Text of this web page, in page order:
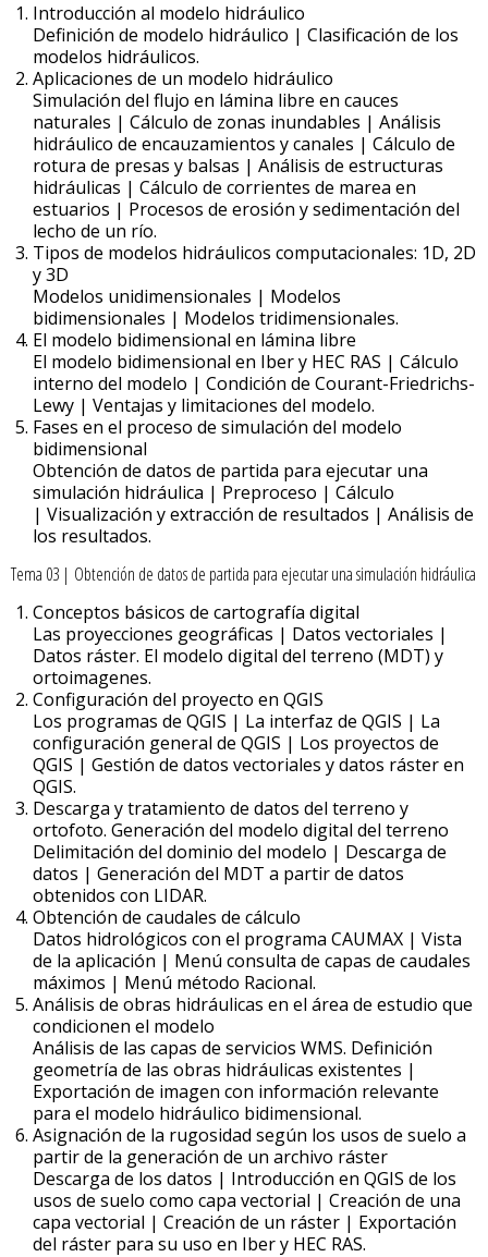
Introducción al modelo hidráulico
Definición de modelo hidráulico | Clasificación de los
modelos hidráulicos.
Aplicaciones de un modelo hidráulico
Simulación del flujo en lámina libre en cauces
naturales | Cálculo de zonas inundables | Análisis
hidráulico de encauzamientos y canales | Cálculo de
rotura de presas y balsas | Análisis de estructuras
hidráulicas | Cálculo de corrientes de marea en
estuarios | Procesos de erosión y sedimentación del
lecho de un río.
Tipos de modelos hidráulicos computacionales: 1D, 2D
y 3D
Modelos unidimensionales | Modelos
bidimensionales | Modelos tridimensionales.
El modelo bidimensional en lámina libre
El modelo bidimensional en Iber y HEC RAS | Cálculo
interno del modelo | Condición de Courant-Friedrichs-
Lewy | Ventajas y limitaciones del modelo.
Fases en el proceso de simulación del modelo
bidimensional
Obtención de datos de partida para ejecutar una
simulación hidráulica | Preproceso | Cálculo
| Visualización y extracción de resultados | Análisis de
los resultados.
Tema 03 | Obtención de datos de partida para ejecutar una simulación hidráulica
Conceptos básicos de cartografía digital
Las proyecciones geográficas | Datos vectoriales |
Datos ráster. El modelo digital del terreno (MDT) y
ortoimagenes.
Configuración del proyecto en QGIS
Los programas de QGIS | La interfaz de QGIS | La
configuración general de QGIS | Los proyectos de
QGIS | Gestión de datos vectoriales y datos ráster en
QGIS.
Descarga y tratamiento de datos del terreno y
ortofoto. Generación del modelo digital del terreno
Delimitación del dominio del modelo | Descarga de
datos | Generación del MDT a partir de datos
obtenidos con LIDAR.
Obtención de caudales de cálculo
Datos hidrológicos con el programa CAUMAX | Vista
de la aplicación | Menú consulta de capas de caudales
máximos | Menú método Racional.
Análisis de obras hidráulicas en el área de estudio que
condicionen el modelo
Análisis de las capas de servicios WMS. Definición
geometría de las obras hidráulicas existentes |
Exportación de imagen con información relevante
para el modelo hidráulico bidimensional.
Asignación de la rugosidad según los usos de suelo a
partir de la generación de un archivo ráster
Descarga de los datos | Introducción en QGIS de los
usos de suelo como capa vectorial | Creación de una
capa vectorial | Creación de un ráster | Exportación
del ráster para su uso en Iber y HEC RAS.